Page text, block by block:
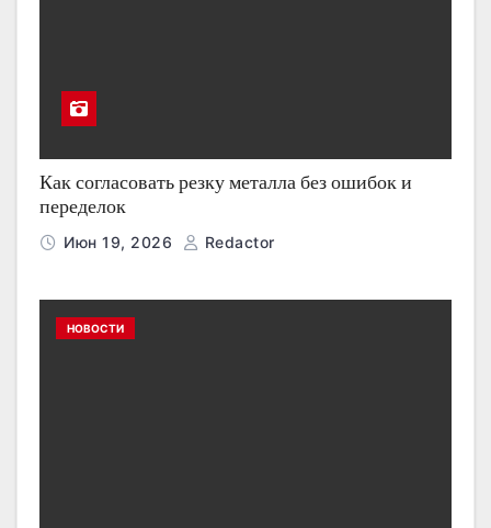
Как согласовать резку металла без ошибок и
переделок
Июн 19, 2026 Redactor
НОВОСТИ